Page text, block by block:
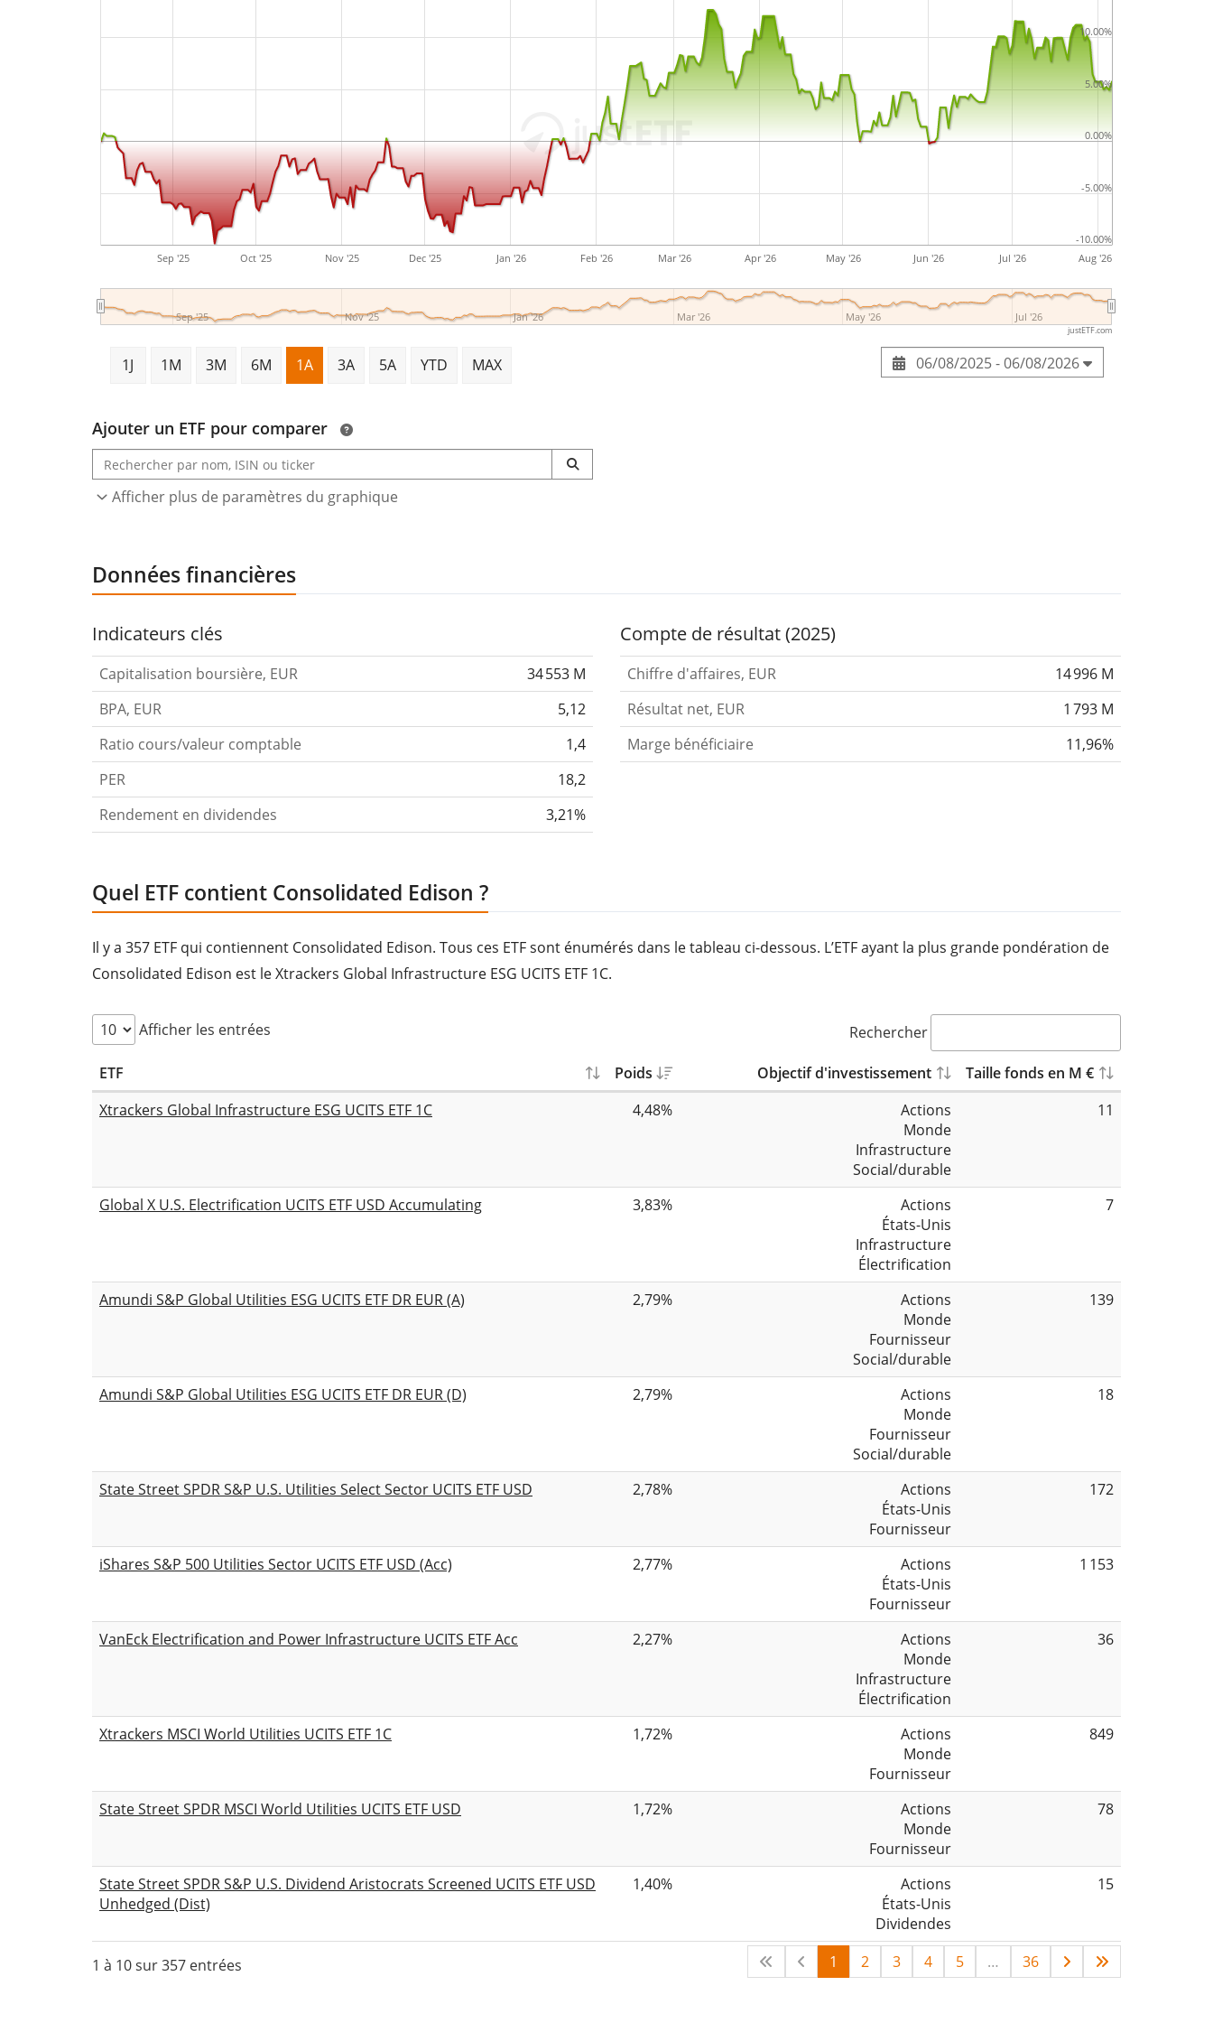
Sep '25 Oct '25 Nov '25 Dec '25 Jan '26 Feb '26 Mar '26 Apr '26 May '26 Jun '26 Jul '26 Aug '26
Sep '25 Nov '25 Jan '26 Mar '26 May '26 Jul '26
-10.00%
-5.00%
0.00%
5.00%
10.00%
justETF.com
1J 1M 3M 6M 1A 3A 5A YTD MAX 06/08/2025 - 06/08/2026
Ajouter un ETF pour comparer
Afficher plus de paramètres du graphique
Données financières
Indicateurs clés
Capitalisation boursière, EUR
34 553 M
BPA, EUR
5,12
Ratio cours/valeur comptable
1,4
PER
18,2
Rendement en dividendes
3,21%
Compte de résultat (2025)
Chiffre d'affaires, EUR
14 996 M
Résultat net, EUR
1 793 M
Marge bénéficiaire
11,96%
Quel ETF contient Consolidated Edison ?
Il y a 357 ETF qui contiennent Consolidated Edison. Tous ces ETF sont énumérés dans le tableau ci-dessous. L’ETF ayant la plus grande pondération de
Consolidated Edison est le Xtrackers Global Infrastructure ESG UCITS ETF 1C.
Afficher les entrées Rechercher
ETF Poids Objectif d'investissement
Taille fonds en M €
Xtrackers Global Infrastructure ESG UCITS ETF 1C
4,48%
Actions
Monde
Infrastructure
Social/durable
11
Global X U.S. Electrification UCITS ETF USD Accumulating 3,83%
Actions
États-Unis
Infrastructure
Électrification
7
Amundi S&P Global Utilities ESG UCITS ETF DR EUR (A) 2,79%
Actions
Monde
Fournisseur
Social/durable
139
Amundi S&P Global Utilities ESG UCITS ETF DR EUR (D) 2,79%
Actions
Monde
Fournisseur
Social/durable
18
State Street SPDR S&P U.S. Utilities Select Sector UCITS ETF USD 2,78%
Actions
États-Unis
Fournisseur
172
iShares S&P 500 Utilities Sector UCITS ETF USD (Acc) 2,77%
Actions
États-Unis
Fournisseur
1 153
VanEck Electrification and Power Infrastructure UCITS ETF Acc 2,27%
Actions
Monde
Infrastructure
Électrification
36
Xtrackers MSCI World Utilities UCITS ETF 1C 1,72%
Actions
Monde
Fournisseur
849
State Street SPDR MSCI World Utilities UCITS ETF USD 1,72%
Actions
Monde
Fournisseur
78
State Street SPDR S&P U.S. Dividend Aristocrats Screened UCITS ETF USD
Unhedged (Dist)
1,40%
Actions
États-Unis
Dividendes
15
1 à 10 sur 357 entrées 1 2 3 4 5 … 36